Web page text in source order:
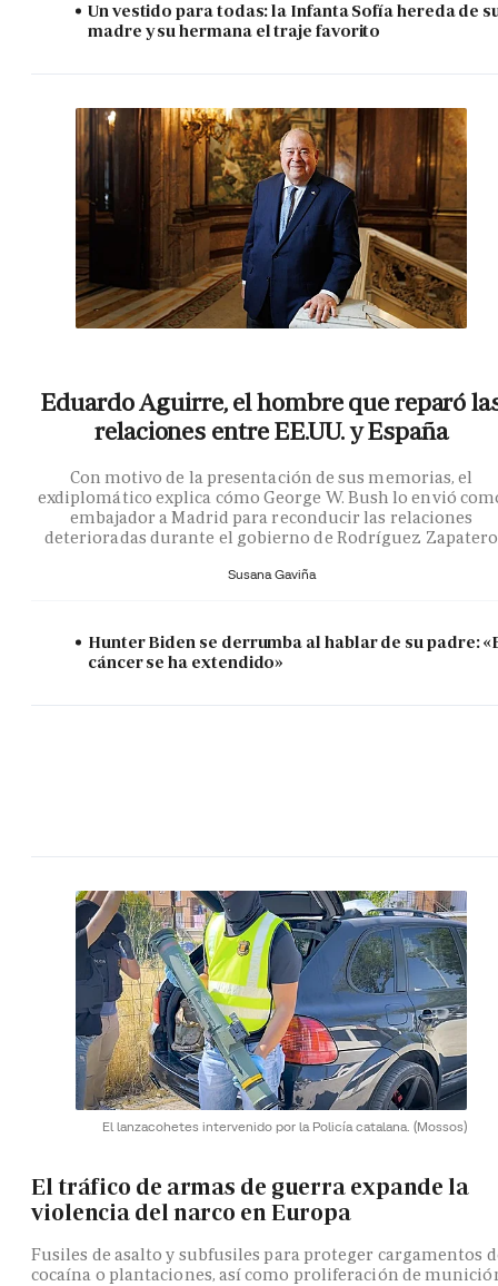
Un vestido para todas: la Infanta Sofía hereda de
madre y su hermana el traje favorito
Eduardo Aguirre, el hombre que reparó
relaciones entre EE.UU. y España
Con motivo de la presentación de sus memorias, el
exdiplomático explica cómo George W. Bush lo envió
embajador a Madrid para reconducir las relaciones
deterioradas durante el gobierno de Rodríguez Zapatero
Susana Gaviña
Hunter Biden se derrumba al hablar de su padre:
cáncer se ha extendido»
El lanzacohetes intervenido por la Policía catalana. (Mossos)
El tráfico de armas de guerra expande la
violencia del narco en Europa
Fusiles de asalto y subfusiles para proteger cargamentos
cocaína o plantaciones, así como proliferación de